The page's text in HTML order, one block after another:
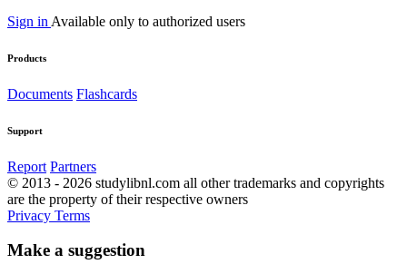
Sign in Available only to authorized users
Products
Documents Flashcards
Support
Report Partners
© 2013 - 2026 studylibnl.com all other trademarks and copyrights
are the property of their respective owners
Privacy Terms
Make a suggestion